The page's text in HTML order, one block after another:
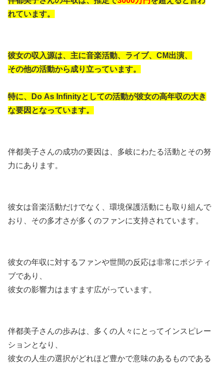
れています。
彼女の収入源は、主に音楽活動、ライブ、CM出演、
その他の活動から成り立っています。
特に、Do As Infinityとしての活動が彼女の高年収の大き
な要因となっています。
伴都美子さんの成功の要因は、多岐にわたる活動とその努
力にあります。
彼女は音楽活動だけでなく、環境保護活動にも取り組んで
おり、その多才さが多くのファンに支持されています。
彼女の年収に対するファンや世間の反応は非常にポジティ
ブであり、
彼女の影響力はますます広がっています。
伴都美子さんの歩みは、多くの人々にとってインスピレー
ションとなり、
彼女の人生の選択がどれほど豊かで意味のあるものである